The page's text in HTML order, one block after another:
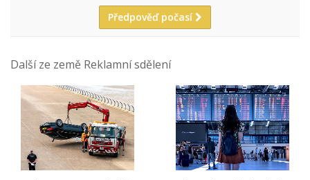
Předpověď počasí
Další ze země Reklamní sdělení